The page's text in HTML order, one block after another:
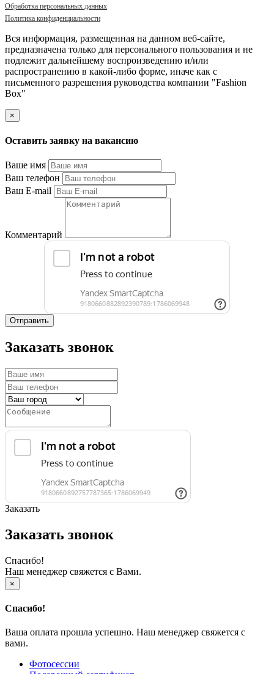
Обработка персональных данных
Политика конфиденциальности
Вся информация, размещенная на данном веб-сайте,
предназначена только для персонального пользования и не
подлежит дальнейшему воспроизведению и/или
распространению в какой-либо форме, иначе как с
письменного разрешения руководства компании "Fashion
Box"
×
Оставить заявку на вакансию
Ваше имя
Ваш телефон
Ваш E-mail
Комментарий
Отправить
Заказать звонок
Заказать
Заказать звонок
Спасибо!
Наш менеджер свяжется с Вами.
×
Спасибо!
Ваша оплата прошла успешно. Наш менеджер свяжется с
вами.
Фотосессии